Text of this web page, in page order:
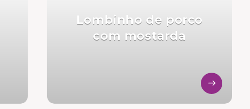
Lombinho de porco
com mostarda